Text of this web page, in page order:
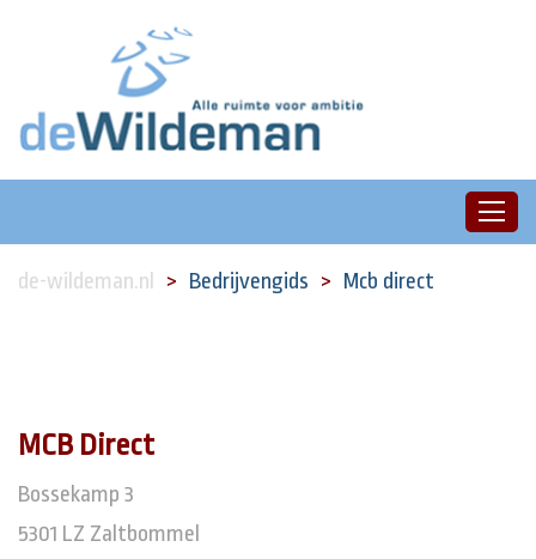
de-wildeman.nl Bedrijvengids Mcb direct
MCB Direct
Bossekamp 3
5301 LZ Zaltbommel